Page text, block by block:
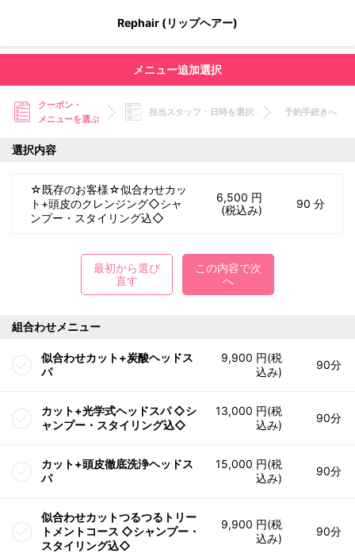
Rephair (リップヘアー)
メニュー追加選択
クーポン・
メニューを選ぶ
担当スタッフ・日時を選択 予約手続きへ
選択内容
☆既存のお客様☆似合わせカッ
ト+頭皮のクレンジング◇シャ
ンプー・スタイリング込◇
6,500 円
(税込み)
90 分
最初から選び
直す
この内容で次
へ
組合わせメニュー
似合わせカット+炭酸ヘッドス
パ
9,900 円(税
込み)
90分
カット+光学式ヘッドスパ ◇シ
ャンプー・スタイリング込◇
13,000 円(税
込み)
90分
カット+頭皮徹底洗浄ヘッドス
パ
15,000 円(税
込み)
90分
似合わせカットつるつるトリー
トメントコース ◇シャンプー・
スタイリング込◇
9,900 円(税
込み)
90分